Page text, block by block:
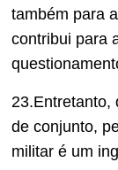
também para
contribui para
23.Entretanto,
de conjunto,
militar é um